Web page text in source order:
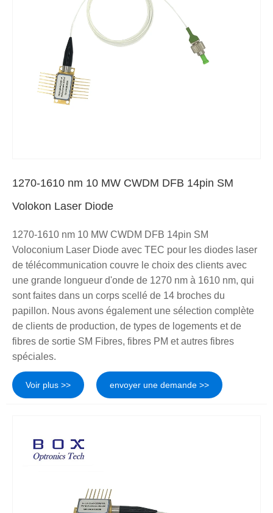
1270-1610 nm 10 MW CWDM DFB 14pin SM
Volokon Laser Diode
1270-1610 nm 10 MW CWDM DFB 14pin SM
Voloconium Laser Diode avec TEC pour les diodes laser
de télécommunication couvre le choix des clients avec
une grande longueur d'onde de 1270 nm à 1610 nm, qui
sont faites dans un corps scellé de 14 broches du
papillon. Nous avons également une sélection complète
de clients de production, de types de logements et de
fibres de sortie SM Fibres, fibres PM et autres fibres
spéciales.
Voir plus >> envoyer une demande >>